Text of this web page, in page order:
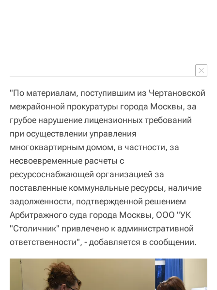
"По материалам, поступившим из Чертановской
межрайонной прокуратуры города Москвы, за
грубое нарушение лицензионных требований
при осуществлении управления
многоквартирным домом, в частности, за
несвоевременные расчеты с
ресурсоснабжающей организацией за
поставленные коммунальные ресурсы, наличие
задолженности, подтвержденной решением
Арбитражного суда города Москвы, ООО "УК
"Столичник" привлечено к административной
ответственности", - добавляется в сообщении.